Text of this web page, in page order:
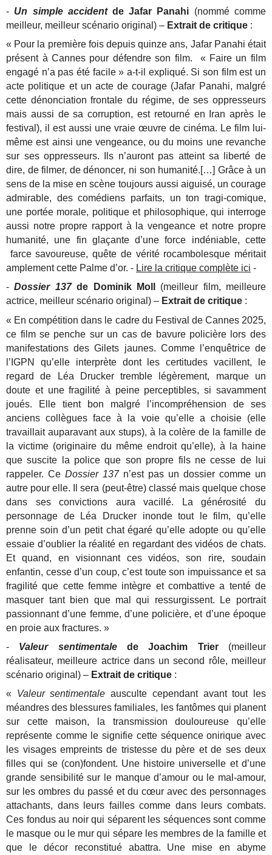
- Un simple accidentde Jafar Panahi (nommé comme
meilleur, meilleur scénario original) – Extrait de critique :
« Pour la première fois depuis quinze ans, Jafar Panahi était
présent à Cannes pour défendre son film. « Faire un film
engagé n’a pas été facile » a-t-il expliqué. Si son film est un
acte politique et un acte de courage (Jafar Panahi, malgré
cette dénonciation frontale du régime, de ses oppresseurs
mais aussi de sa corruption, est retourné en Iran après le
festival), il est aussi une vraie œuvre de cinéma. Le film lui-
même est ainsi une vengeance, ou du moins une revanche
sur ses oppresseurs. Ils n’auront pas atteint sa liberté de
dire, de filmer, de dénoncer, ni son humanité.[…] Grâce à un
sens de la mise en scène toujours aussi aiguisé, un courage
admirable, des comédiens parfaits, un ton tragi-comique,
une portée morale, politique et philosophique, qui interroge
aussi notre propre rapport à la vengeance et notre propre
humanité, une fin glaçante d’une force indéniable, cette
farce savoureuse, quête de vérité rocambolesque méritait
amplement cette Palme d’or. - Lire la critique complète ici -
-Dossier 137de Dominik Moll
(meilleur film, meilleure
actrice, meilleur scénario original) – Extrait de critique :
« En compétition dans le cadre du Festival de Cannes 2025,
ce film se penche sur un cas de bavure policière lors des
manifestations des Gilets jaunes. Comme l’enquêtrice de
l’IGPN qu’elle interprète dont les certitudes vacillent, le
regard de Léa Drucker tremble légèrement, marque un
doute et une fragilité à peine perceptibles, si savamment
joués. Elle tient bon malgré l’incompréhension de ses
anciens collègues face à la voie qu’elle a choisie (elle
travaillait auparavant aux stups), à la colère de la famille de
la victime (originaire du même endroit qu’elle), à la haine
que suscite la police que son propre fils ne cesse de lui
rappeler. CeDossier 137n’est pas un dossier comme un
autre pour elle. Il sera (peut-être) classé mais quelque chose
dans ses convictions aura vacillé. La générosité du
personnage de Léa Drucker inonde tout le film, qu’elle
prenne soin d’un petit chat égaré qu’elle adopte ou qu’elle
essaie d’oublier la réalité en regardant des vidéos de chats.
Et quand, en visionnant ces vidéos, son rire, soudain
enfantin, cesse d’un coup, c’est toute son impuissance et sa
fragilité que cette femme intègre et combattive a tenté de
masquer tant bien que mal qui ressurgissent. Le portrait
passionnant d’une femme, d’une policière, et d’une époque
en proie aux fractures. »
- Valeur sentimentalede Joachim Trier(meilleur
réalisateur, meilleure actrice dans un second rôle, meilleur
scénario original) – Extrait de critique :
« Valeur sentimentale ausculte cependant avant tout les
méandres des blessures familiales, les fantômes qui planent
sur cette maison, la transmission douloureuse qu’elle
représente comme le signifie cette séquence onirique avec
les visages empreints de tristesse du père et de ses deux
filles qui se (con)fondent. Une histoire universelle et d’une
grande sensibilité sur le manque d’amour ou le mal-amour,
sur les ombres du passé et du cœur avec des personnages
attachants, dans leurs failles comme dans leurs combats.
Ces fondus au noir qui séparent les séquences sont comme
le masque ou le mur qui sépare les membres de la famille et
que le décor reconstitué abattra. Une mise en abyme